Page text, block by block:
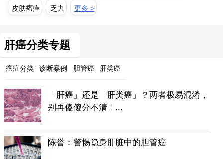
皮肤瘙痒 乏力 更多 >
肝癌分类专题
癌症分类 诊断案例 胆管癌 肝类癌
「肝癌」还是「肝类癌」？两者极易混淆，
别再傻傻分不清！...
陈誉：警惕隐身肝脏中的胆管癌